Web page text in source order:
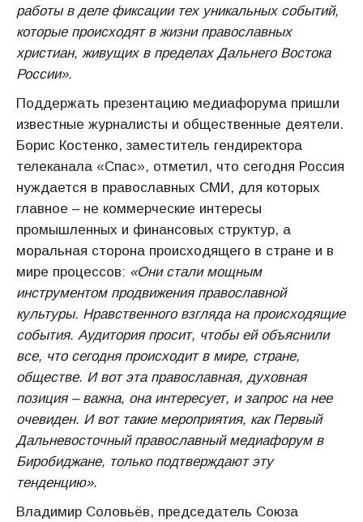
работы в деле фиксации тех уникальных событий,
которые происходят в жизни православных
христиан, живущих в пределах Дальнего Востока
России».
Поддержать презентацию медиафорума пришли
известные журналисты и общественные деятели.
Борис Костенко, заместитель гендиректора
телеканала «Спас», отметил, что сегодня Россия
нуждается в православных СМИ, для которых
главное – не коммерческие интересы
промышленных и финансовых структур, а
моральная сторона происходящего в стране и в
мире процессов: «Они стали мощным
инструментом продвижения православной
культуры. Нравственного взгляда на происходящие
события. Аудитория просит, чтобы ей объяснили
все, что сегодня происходит в мире, стране,
обществе. И вот эта православная, духовная
позиция – важна, она интересует, и запрос на нее
очевиден. И вот такие мероприятия, как Первый
Дальневосточный православный медиафорум в
Биробиджане, только подтверждают эту
тенденцию».
Владимир Соловьёв, председатель Союза